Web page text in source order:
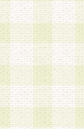
る氏名・住所
情報を当社が別
り扱うものとし
定める目的に利
個人情報を利
用するものとし